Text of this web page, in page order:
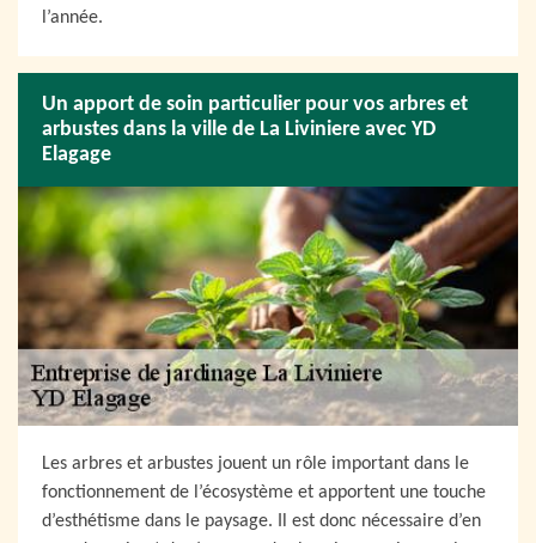
l’année.
Un apport de soin particulier pour vos arbres et
arbustes dans la ville de La Liviniere avec YD
Elagage
Les arbres et arbustes jouent un rôle important dans le
fonctionnement de l’écosystème et apportent une touche
d’esthétisme dans le paysage. Il est donc nécessaire d’en